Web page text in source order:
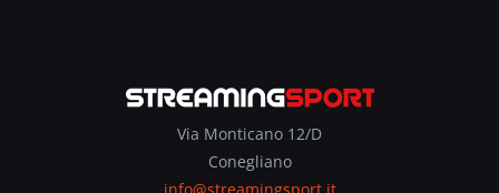
Via Monticano 12/D
Conegliano
info@streamingsport.it